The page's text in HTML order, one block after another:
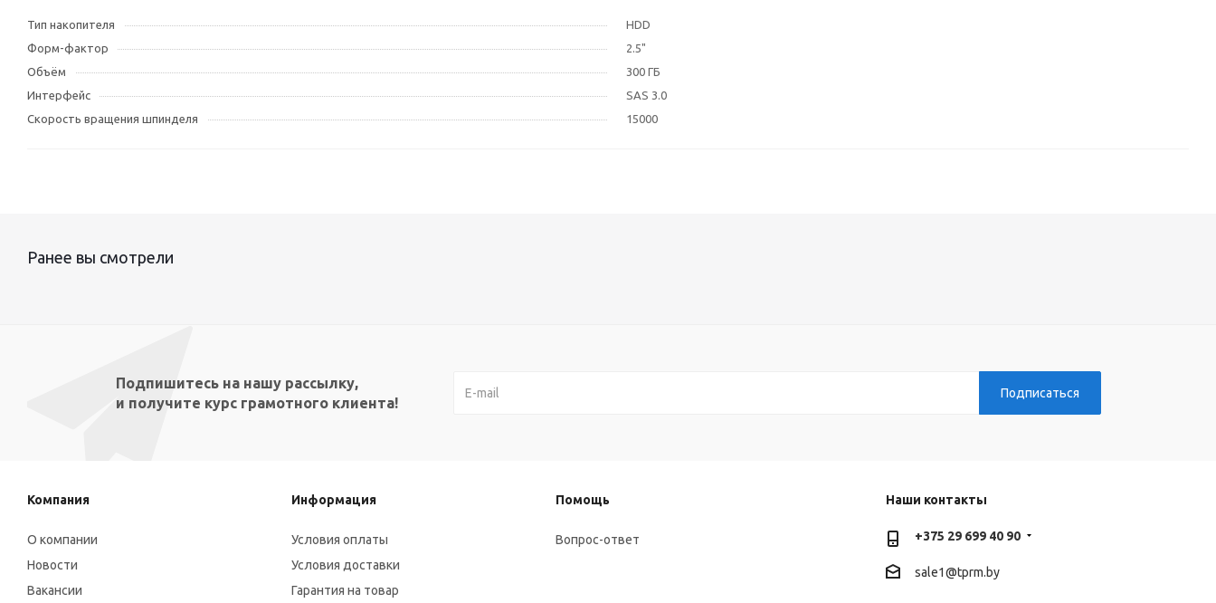
Тип накопителя
HDD
Форм-фактор
2.5"
Объём
300 ГБ
Интерфейс
SAS 3.0
Скорость вращения шпинделя
15000
Ранее вы смотрели
Подпишитесь на нашу рассылку,
и получите курс грамотного клиента!
Компания
О компании
Новости
Вакансии
Информация
Условия оплаты
Условия доставки
Гарантия на товар
Помощь
Вопрос-ответ
Наши контакты
+375 29 699 40 90
sale1@tprm.by